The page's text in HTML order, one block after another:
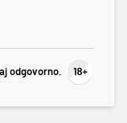
odgovorno.